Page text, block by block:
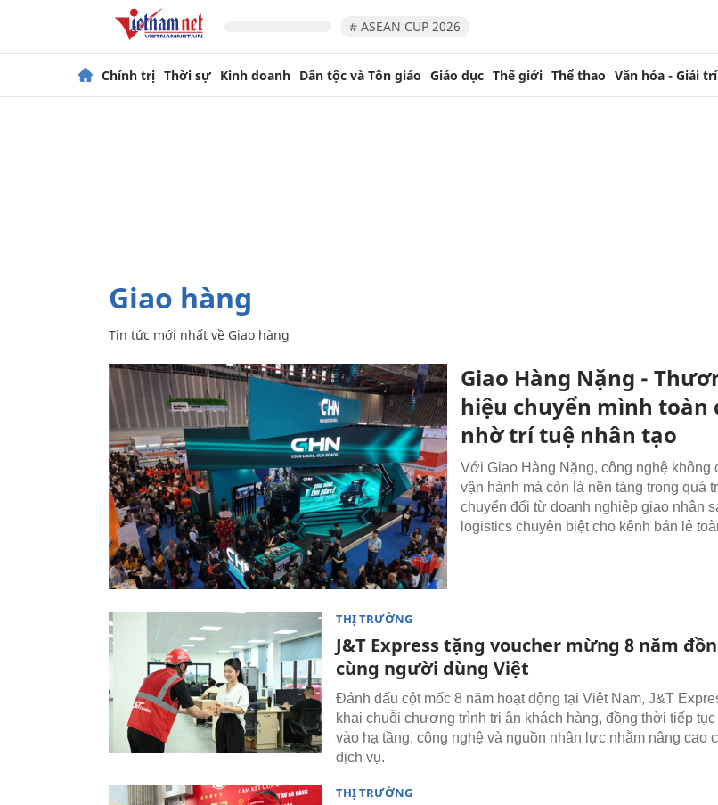
# ASEAN CUP 2026
Chính trị Thời sự Kinh doanh Dân tộc và Tôn giáo Giáo dục Thế giới Thể thao Văn hóa - Giải trí
Giao hàng
Tin tức mới nhất về Giao hàng
Giao Hàng Nặng -
hiệu chuyển mình toàn
nhờ trí tuệ nhân tạo
Với Giao Hàng Nặng, công nghệ không
vận hành mà còn là nền tảng trong quá
chuyển đổi từ doanh nghiệp giao nhận
logistics chuyên biệt cho kênh bán lẻ
THỊ TRƯỜNG
J&T Express tặng voucher mừng 8 năm
cùng người dùng Việt
Đánh dấu cột mốc 8 năm hoạt động tại Việt Nam, J&T
khai chuỗi chương trình tri ân khách hàng, đồng thời tiếp
vào hạ tầng, công nghệ và nguồn nhân lực nhằm nâng cao
dịch vụ.
THỊ TRƯỜNG